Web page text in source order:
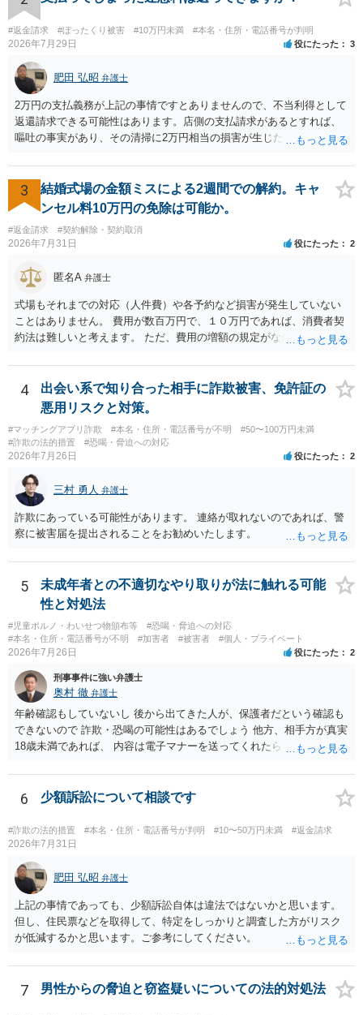
#返金請求 #ぼったくり被害 #10万円未満 #本名・住所・電話番号が判明
2026年7月29日 役にたった 3
肥田 弘昭 弁護士
2万円の支払義務が上記の事情ですとありませんので、不当利得として
返還請求できる可能性はあります。店側の支払請求があるとすれば、
嘔吐の事実があり、その清掃に2万円相当の損害が生じた場合です。ご
3
結婚式場の金額ミスによる2週間での解約。キャ
ンセル料10万円の免除は可能か。
#返金請求 #契約解除・契約取消
2026年7月31日 役にたった 2
匿名A 弁護士
式場もそれまでの対応（人件費）や各予約など損害が発生していない
ことはありません。 費用が数百万円で、１０万円であれば、消費者契
約法は難しいと考えます。 ただ、費用の増額の規定がなかったのに増
ということになり、解約するのは理由がないことになります。
4
出会い系で知り合った相手に詐欺被害、免許証の
悪用リスクと対策。
#マッチングアプリ詐欺 #本名・住所・電話番号が不明
#50〜100万円未満
#詐欺の法的措置
#恐喝・脅迫への対応
2026年7月26日 役にたった 2
三村 勇人 弁護士
詐欺にあっている可能性があります。 連絡が取れないのであれば、警
察に被害届を提出されることをお勧めいたします。
5
未成年者との不適切なやり取りが法に触れる可能
性と対処法
#児童ポルノ・わいせつ物頒布等
#恐喝・脅迫への対応
#本名・住所・電話番号が不明
#加害者 #被害者 #個人・プライベート
2026年7月26日 役にたった 2
刑事事件に強い弁護士
奥村 徹 弁護士
年齢確認もしていないし 後から出てきた人が、保護者だという確認も
できないので 詐欺・恐喝の可能性はあるでしょう 他方、相手方が真実
18歳未満であれば、 内容は電子マナーを送ってくれたら自慰行為など
画の尺は10分ほど、服を着たままで胸を触って欲しい、などの要望を
して、要求された金額(1000円程度)の電子マネーを送信してしまいま
した。 そこから、撮影するまで暇なので顔の雰囲気の写真を交換して
欲しい、住んでいる都道府県と区を教えてと言われたので教えたりと
言ったやり取りをしていました。 というやりとりは、青少年条例違反
（わいせつ行為）の疑いがあります。18歳未満と知らなくても処罰可
能です。
6 少額訴訟について相談です
#詐欺の法的措置 #本名・住所・電話番号が判明 #10〜50万円未満 #返金請求
2026年7月31日
肥田 弘昭 弁護士
上記の事情であっても、少額訴訟自体は違法ではないかと思います。
但し、住民票などを取得して、特定をしっかりと調査した方がリスク
が低減するかと思います。ご参考にしてください。
7 男性からの脅迫と窃盗疑いについての法的対処法